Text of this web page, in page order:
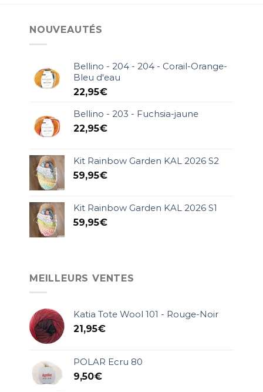
NOUVEAUTÉS
Bellino - 204 - 204 - Corail-Orange-
Bleu d'eau
22,95€
Bellino - 203 - Fuchsia-jaune
22,95€
Kit Rainbow Garden KAL 2026 S2
59,95€
Kit Rainbow Garden KAL 2026 S1
59,95€
MEILLEURS VENTES
Katia Tote Wool 101 - Rouge-Noir
21,95€
POLAR Ecru 80
9,50€